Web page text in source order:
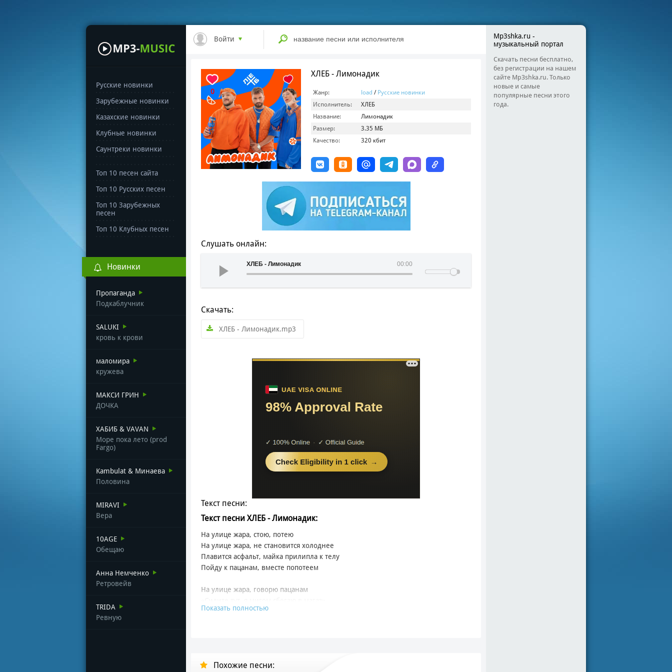
Русские новинки
Зарубежные новинки
Казахские новинки
Клубные новинки
Саунтреки новинки
Топ 10 песен сайта
Топ 10 Русских песен
Топ 10 Зарубежных
песен
Топ 10 Клубных песен
Новинки
Пропаганда
Подкаблучник
SALUKI
кровь к крови
маломира
кружева
МАКСИ ГРИН
ДОЧКА
ХАБИБ & VAVAN
Море пока лето (prod
Fargo)
Kambulat & Минаева
Половина
MIRAVI
Вера
10AGE
Обещаю
Анна Немченко
Ретровейв
TRIDA
Ревную
Войти
0
ХЛЕБ - Лимонадик
Жанр: load / Русские новинки
Исполнитель:
ХЛЕБ
Название:
Лимонадик
Размер:
3.35 МБ
Качество:
320 кбит
Слушать онлайн:
00:00
ХЛЕБ - Лимонадик
Скачать:
ХЛЕБ - Лимонадик.mp3
Текст песни:
Текст песни ХЛЕБ - Лимонадик:
На улице жара, стою, потею
На улице жара, не становится холоднее
Плавится асфальт, майка прилипла к телу
Пойду к пацанам, вместе попотеем
На улице жара, говорю пацанам
На улице жарко, пацанам подарки
Купили крапельсин
Показать полностью
Похожие песни:
Mp3shka.ru -
музыкальный портал
Скачать песни бесплатно,
без регистрации на нашем
сайте Mp3shka.ru. Только
новые и самые
популярные песни этого
года.